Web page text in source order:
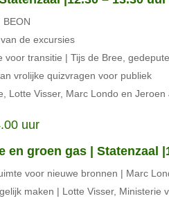
de excursies
voor transitie | Tijs de Bree,
vrolijke quizvragen voor publiek
Lotte Visser, Marc Londo en Jeroen
uur
en groen gas | Statenzaal
voor nieuwe bronnen | Marc
maken | Lotte Visser, Ministerie